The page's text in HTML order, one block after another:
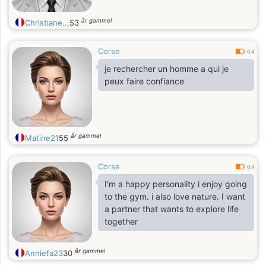
Christiane...53 år gammel
Corse 0.4
je rechercher un homme a qui je
peux faire confiance
Matine2155 år gammel
Corse 0.4
I'm a happy personality i enjoy going
to the gym. i also love nature. I want
a partner that wants to explore life
together
Anniefa2330 år gammel